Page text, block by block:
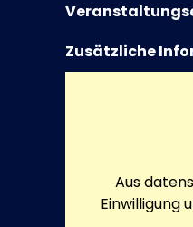
Zusätzliche
Aus
Einwilligung